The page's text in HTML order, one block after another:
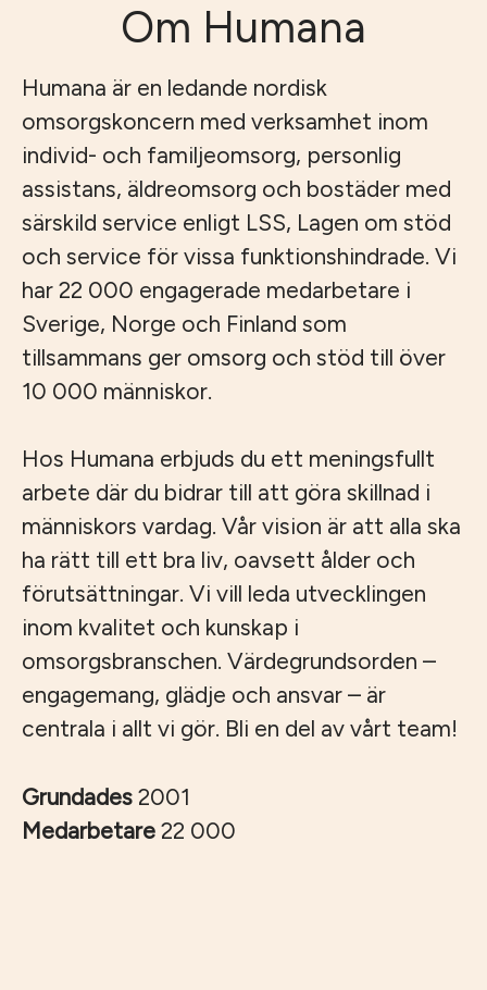
Om Humana
Humana är en ledande nordisk
omsorgskoncern med verksamhet inom
individ- och familjeomsorg, personlig
assistans, äldreomsorg och bostäder med
särskild service enligt LSS, Lagen om stöd
och service för vissa funktionshindrade. Vi
har 22 000 engagerade medarbetare i
Sverige, Norge och Finland som
tillsammans ger omsorg och stöd till över
10 000 människor.
Hos Humana erbjuds du ett meningsfullt
arbete där du bidrar till att göra skillnad i
människors vardag. Vår vision är att alla ska
ha rätt till ett bra liv, oavsett ålder och
förutsättningar. Vi vill leda utvecklingen
inom kvalitet och kunskap i
omsorgsbranschen. Värdegrundsorden –
engagemang, glädje och ansvar – är
centrala i allt vi gör. Bli en del av vårt team!
Grundades 2001
Medarbetare 22 000